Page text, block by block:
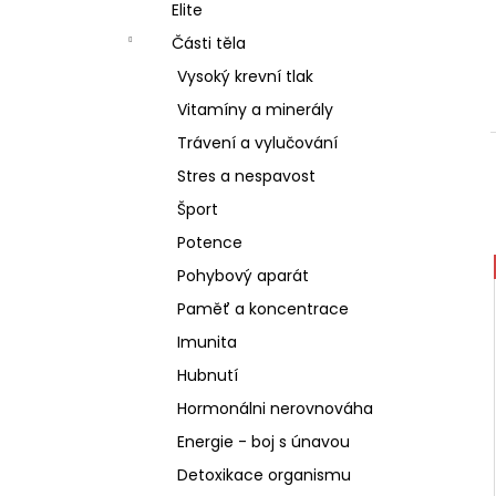
Elite
Části těla
Vysoký krevní tlak
Vitamíny a minerály
Trávení a vylučování
Stres a nespavost
Šport
Potence
Pohybový aparát
Paměť a koncentrace
Imunita
Hubnutí
Hormonálni nerovnováha
Energie - boj s únavou
Detoxikace organismu
SCHIZANDRA
329 Kč